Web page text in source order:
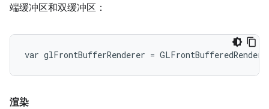
端缓冲区和双缓冲区：
渲染